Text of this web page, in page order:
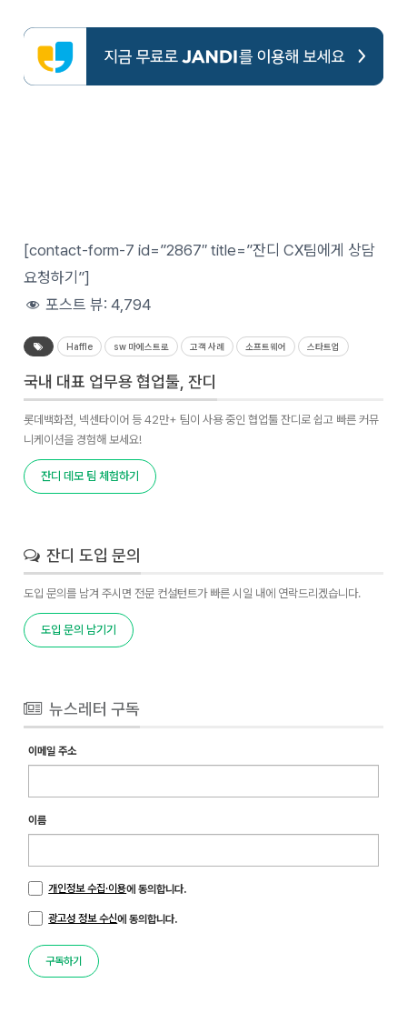
[contact-form-7 id=”2867″ title=”잔디 CX팀에게 상담
요청하기”]
포스트 뷰:4,794
Haffle sw 마에스트로 고객 사례 소프트웨어 스타트업
국내 대표 업무용 협업툴, 잔디
롯데백화점, 넥센타이어 등 42만+ 팀이 사용 중인 협업툴 잔디로 쉽고 빠른 커뮤
니케이션을 경험해 보세요!
잔디 데모 팀 체험하기
잔디 도입 문의
도입 문의를 남겨 주시면 전문 컨설턴트가 빠른 시일 내에 연락드리겠습니다.
도입 문의 남기기
뉴스레터 구독
이메일 주소
이름
개인정보 수집·이용에 동의합니다.
광고성 정보 수신에 동의합니다.
구독하기